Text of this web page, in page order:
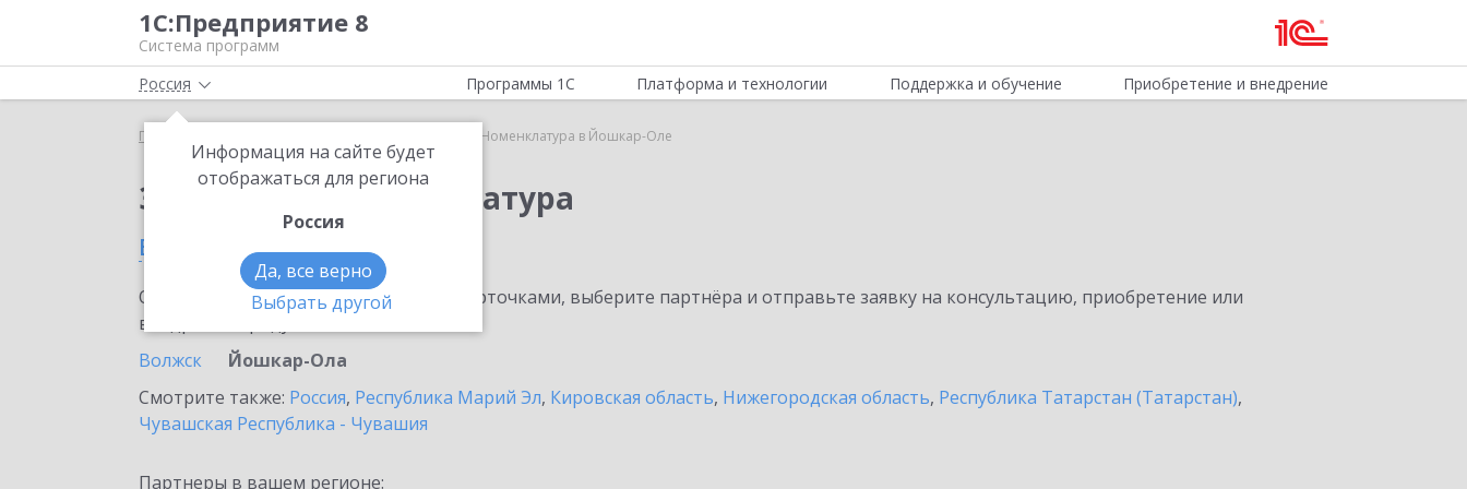
1С:Предприятие 8
Система программ
Россия
Информация на сайте будет
отображаться для региона
Россия
Да, все верно
Выбрать другой
Программы 1С Платформа и технологии Поддержка и обучение Приобретение и внедрение
Главная 1С:Номенклатура в Йошкар-Оле
Заказать 1С:Номенклатура
в Йошкар-Оле
Ознакомьтесь с информационными карточками, выберите партнёра и отправьте заявку на консультацию, приобретение или
внедрение продукта.
Волжск
Йошкар-Ола
Смотрите также: Россия, Республика Марий Эл, Кировская область, Нижегородская область, Республика Татарстан (Татарстан),
Чувашская Республика - Чувашия
Партнеры в вашем регионе: